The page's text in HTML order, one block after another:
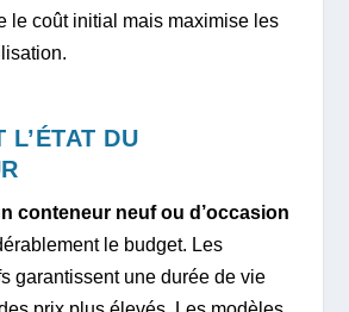
le coût initial mais maximise les
L’ÉTAT DU
conteneur neuf ou d’occasion
le budget. Les
garantissent une durée de vie